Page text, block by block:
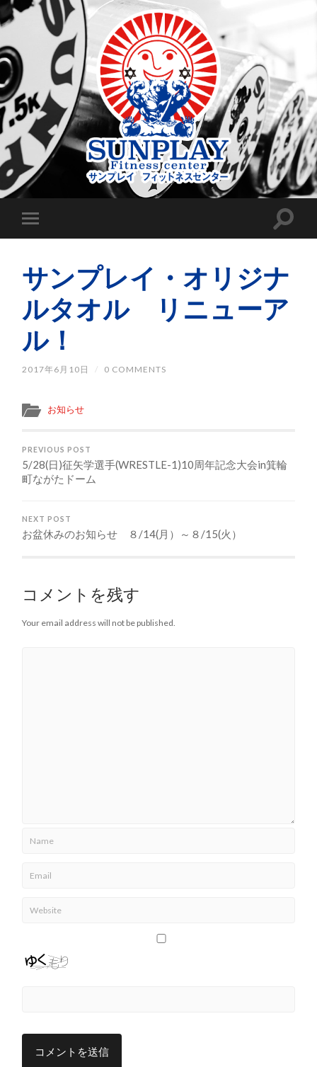
サンプレイ・オリジナ
ルタオル リニューア
ル！
2017年6月10日 / 0 COMMENTS
お知らせ
PREVIOUS POST
5/28(日)征矢学選手(WRESTLE-1)10周年記念大会in箕輪
町ながたドーム
NEXT POST
お盆休みのお知らせ ８/14(月）～８/15(火）
コメントを残す
Your email address will not be published.